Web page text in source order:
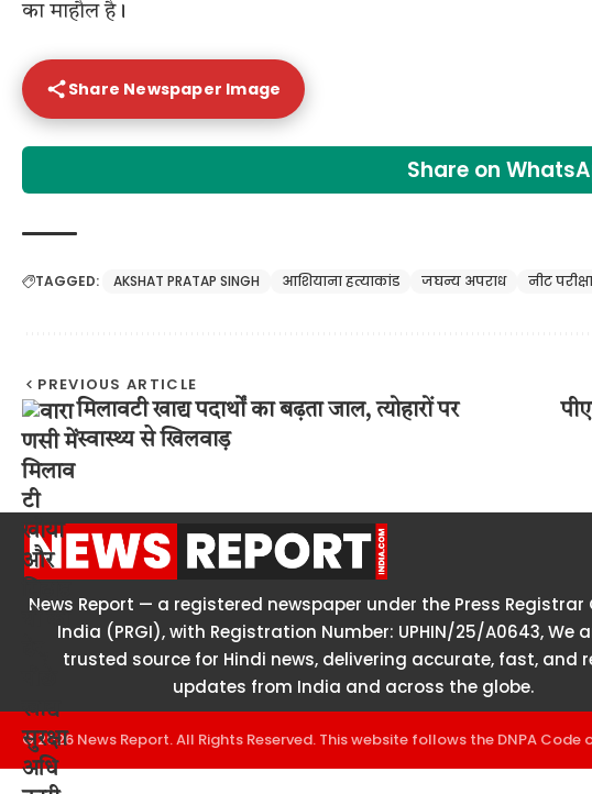
का माहौल है।
Share Newspaper Image
Share on
TAGGED: AKSHAT PRATAP SINGH आशियाना हत्याकांड जघन्य अपराध नीट परीक्षा
PREVIOUS ARTICLE
मिलावटी खाद्य पदार्थों का बढ़ता जाल, त्योहारों पर
स्वास्थ्य से खिलवाड़
News Report — a registered newspaper under the Press Registrar
India (PRGI), with Registration Number: UPHIN/25/A0643, We
trusted source for Hindi news, delivering accurate, fast, and
updates from India and across the globe.
© 2026 News Report. All Rights Reserved. This website follows the DNPA Code